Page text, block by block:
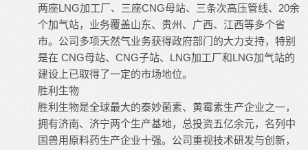
两座LNG加工厂、三座CNG母站、三条次高压管线、20余
个加气站，业务覆盖山东、贵州、广西、江西等多个省
市。公司多项天然气业务获得政府部门的大力支持，特别
是在 CNG母站、CNG子站、LNG加工厂和LNG加气站的
建设上已取得了一定的市场地位。
胜利生物
胜利生物是全球最大的泰妙菌素、黄霉素生产企业之一，
拥有济南、济宁两个生产基地，总投资五亿余元，名列中
国兽用原料药生产企业十强。公司重视技术研发与创新，